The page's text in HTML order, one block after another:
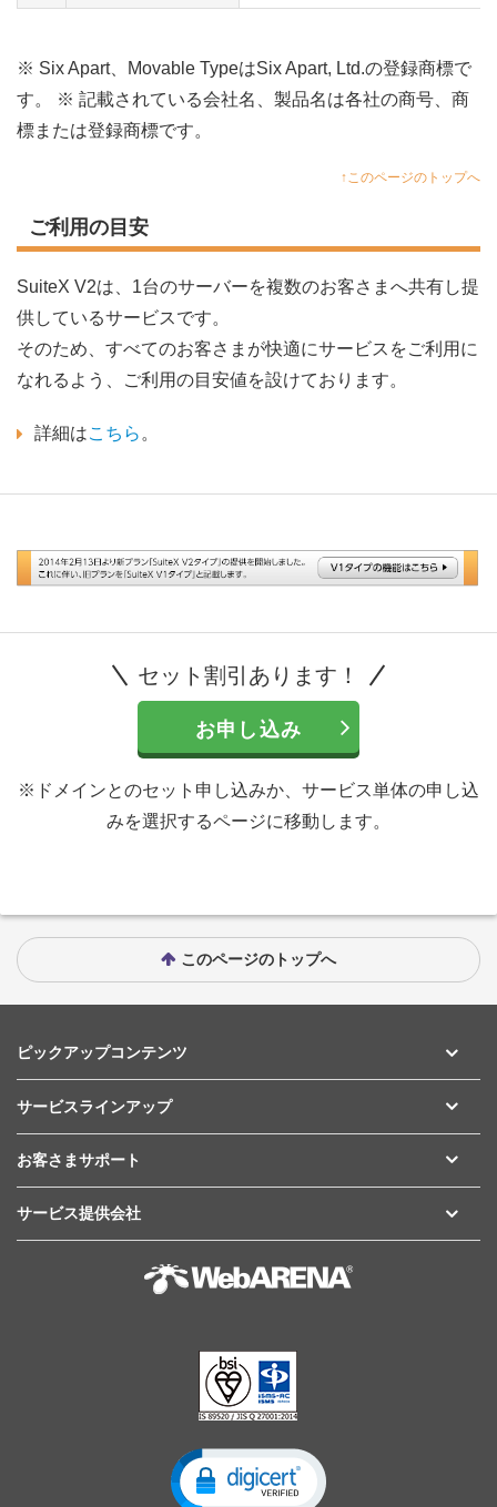
※ Six Apart、Movable TypeはSix Apart, Ltd.の登録商標で
す。 ※ 記載されている会社名、製品名は各社の商号、商
標または登録商標です。
↑このページのトップへ
ご利用の目安
SuiteX V2は、1台のサーバーを複数のお客さまへ共有し提
供しているサービスです。
そのため、すべてのお客さまが快適にサービスをご利用に
なれるよう、ご利用の目安値を設けております。
詳細はこちら 。
セット割引あります！
お申し込み
※ドメインとのセット申し込みか、サービス単体の申し込
みを選択するページに移動します。
このページのトップへ
ピックアップコンテンツ
サービスラインアップ
お客さまサポート
サービス提供会社